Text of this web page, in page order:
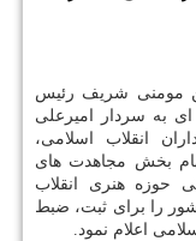
مومنی شریف رئیس
به سردار امیرعلی
انقلاب اسلامی،
بخش مجاهدت های
حوزه هنری انقلاب
را برای ثبت، ضبط
اعلام نمود.